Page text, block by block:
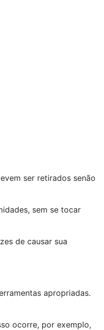
ser retirados senão
sem se tocar
de causar sua
apropriadas.
ocorre, por exemplo,